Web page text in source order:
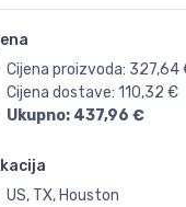
Cijena proizvoda: 327,64
Cijena dostave: 110,32 €
Ukupno: 437,96 €
US, TX, Houston